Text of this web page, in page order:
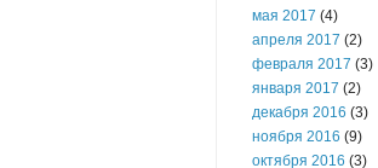
мая 2017 (4)
апреля 2017 (2)
февраля 2017 (3)
января 2017 (2)
декабря 2016 (3)
ноября 2016 (9)
октября 2016 (3)